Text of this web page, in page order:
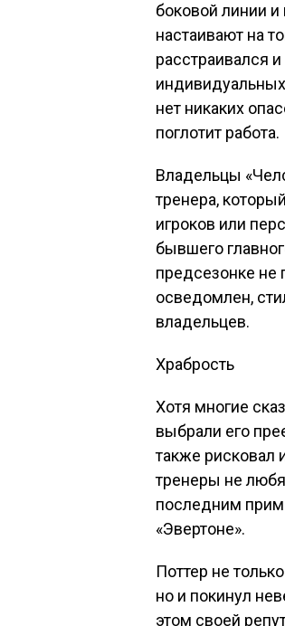
боковой линии
настаивают на
расстраивался
нет никаких
поглотит работа.
Владельцы
тренера,
игроков или
бывшего
предсезонке не
осведомлен,
владельцев.
Храбрость
Хотя многие
выбрали его
также рисковал
тренеры не
последним
«Эвертоне».
Поттер не
но и покинул
этом своей